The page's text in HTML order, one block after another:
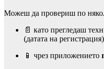
Можеш да провериш по
📄 като прегледаш
(датата на
📱 чрез приложението